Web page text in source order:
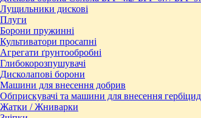
Лущильники дискові
Плуги
Борони пружинні
Культиватори просапні
Агрегати ґрунтообробні
Глибокорозпушувачі
Дисколапові борони
Машини для внесення добрив
Обприскувачі та машини для внесення
Жатки / Жниварки